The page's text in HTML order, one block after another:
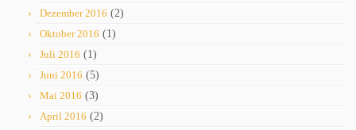
Dezember 2016 (2)
Oktober 2016 (1)
Juli 2016 (1)
Juni 2016 (5)
Mai 2016 (3)
April 2016 (2)